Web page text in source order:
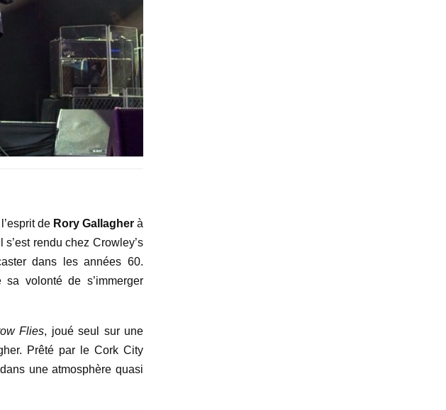
de Rory Gallagherà
rendu chez Crowley’s
dans les années 60.
volonté de s’immerger
Flies, joué seul sur une
Prêté par le Cork City
une atmosphère quasi